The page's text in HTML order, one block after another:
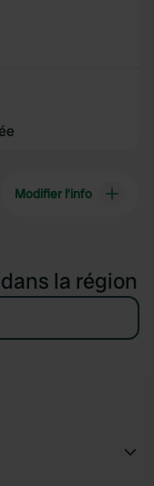
Modifier l’info
la région